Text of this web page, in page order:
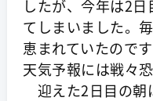
したが、今年は2
てしまいました。
恵まれていたので
天気予報には戦々
迎えた2日目の朝